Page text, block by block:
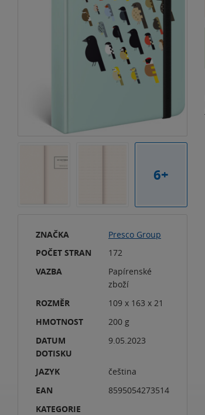
6+
ZNAČKA
Presco Group
POČET STRAN
172
VAZBA
Papírenské
zboží
ROZMĚR
109 x 163 x 21
HMOTNOST
200 g
DATUM
DOTISKU
9.05.2023
JAZYK
čeština
EAN
8595054273514
KATEGORIE